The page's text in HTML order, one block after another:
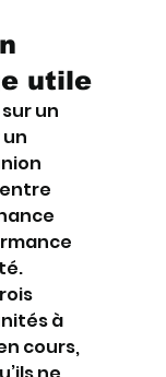
utile
un
à
cours,